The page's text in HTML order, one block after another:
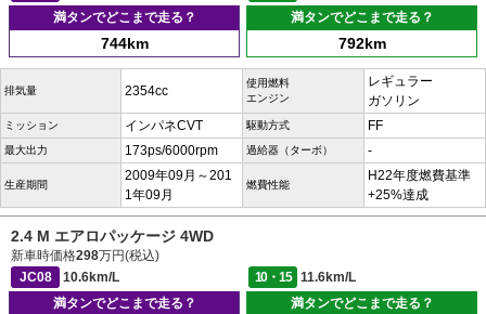
満タンでどこまで走る？
744km
満タンでどこまで走る？
792km
排気量 2354cc
使用燃料
エンジン
レギュラー
ガソリン
ミッション インパネCVT 駆動方式 FF
最大出力 173ps/6000rpm 過給器（ターボ） -
生産期間
2009年09月～201
1年09月
燃費性能
H22年度燃費基準
+25%達成
2.4 M エアロパッケージ 4WD
新車時価格298万円(税込)
JC08
10.6km/L 10・15
11.6km/L
満タンでどこまで走る？
満タンでどこまで走る？